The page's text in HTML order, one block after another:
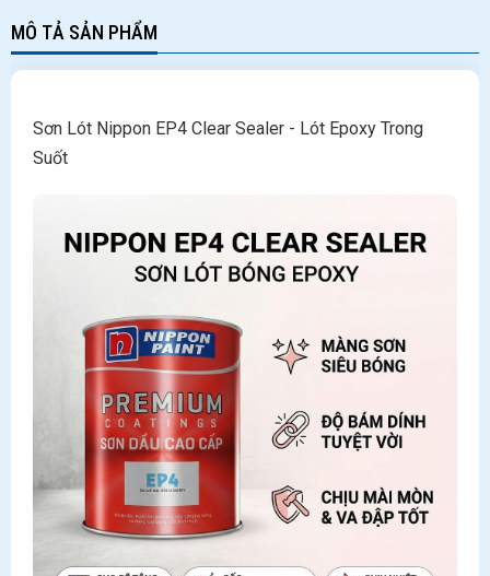
MÔ TẢ SẢN PHẨM
Sơn Lót Nippon EP4 Clear Sealer - Lót Epoxy Trong
Suốt